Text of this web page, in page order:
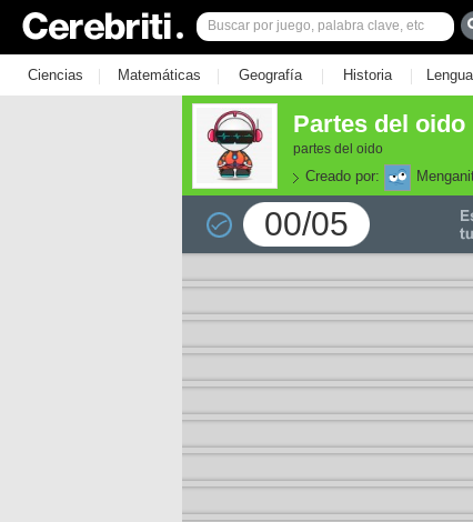
Ciencias | Matemáticas | Geografía | Historia | Lengua
Partes del oido
partes del oido
Creado por:
00/05